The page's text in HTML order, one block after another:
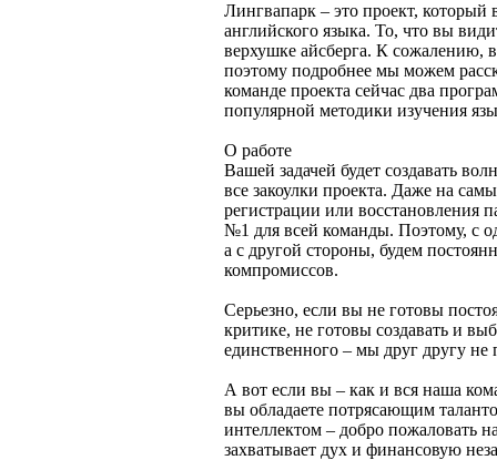
Лингвапарк – это проект, который
английского языка. То, что вы
верхушке айсберга. К сожалению, в
поэтому подробнее мы можем
команде проекта сейчас два
популярной методики изучения
О работе
Вашей задачей будет создавать
все закоулки проекта. Даже на
регистрации или восстановления
№1 для всей команды. Поэтому, с
а с другой стороны, будем
компромиссов.
Серьезно, если вы не готовы
критике, не готовы создавать и
единственного – мы друг другу не
А вот если вы – как и вся наша
вы обладаете потрясающим
интеллектом – добро пожаловать
захватывает дух и финансовую